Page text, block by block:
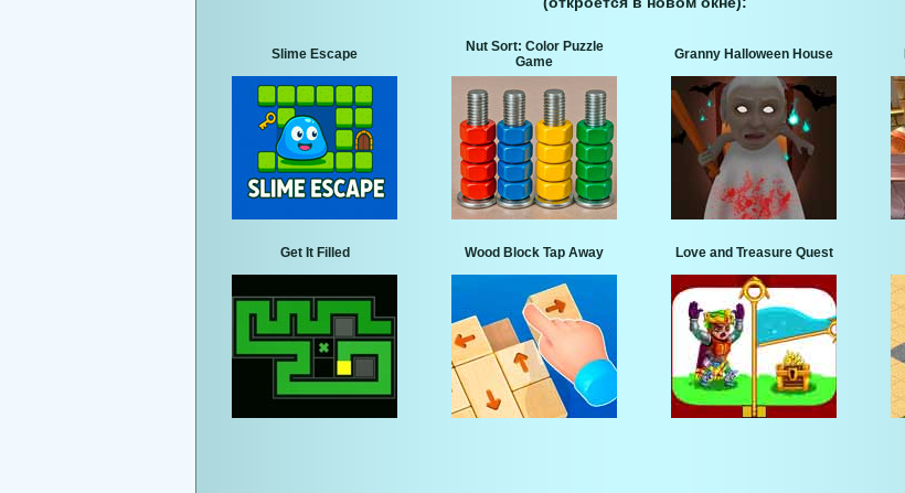
Slime Escape
Nut Sort: Color Puzzle
Game
Granny Halloween House
Get It Filled Wood Block Tap Away Love and Treasure Quest